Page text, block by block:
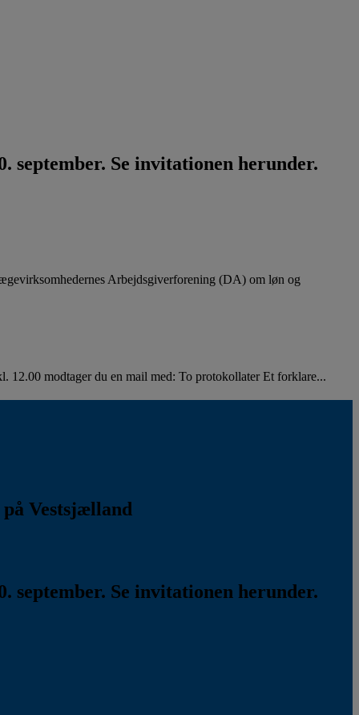
september. Se invitationen herunder.
Arbejdsgiverforening (DA) om løn og
12.00 modtager du en mail med: To protokollater Et forklare...
Vestsjælland
september. Se invitationen herunder.